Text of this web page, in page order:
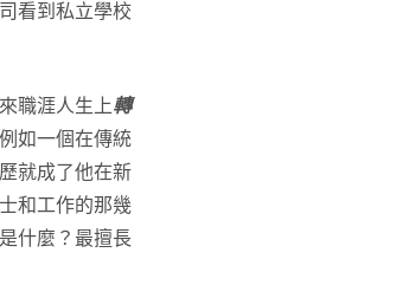
看到私立學校
職涯人生上轉
如一個在傳統
就成了他在新
和工作的那幾
什麼？最擅長